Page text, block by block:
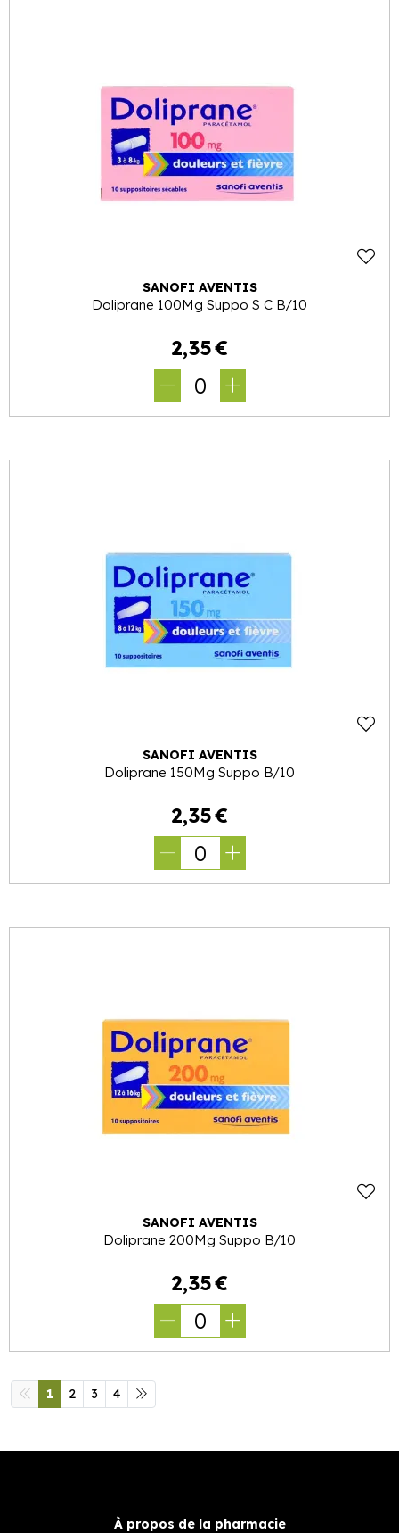
SANOFI AVENTIS
Doliprane 100Mg Suppo S C B/10
2,35€
0
SANOFI AVENTIS
Doliprane 150Mg Suppo B/10
2,35€
0
SANOFI AVENTIS
Doliprane 200Mg Suppo B/10
2,35€
0
1 2 3 4
À propos de la pharmacie